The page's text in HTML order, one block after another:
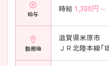
給与
時給 1,300円～
勤務地
滋賀県米原市
ＪＲ北陸本線「